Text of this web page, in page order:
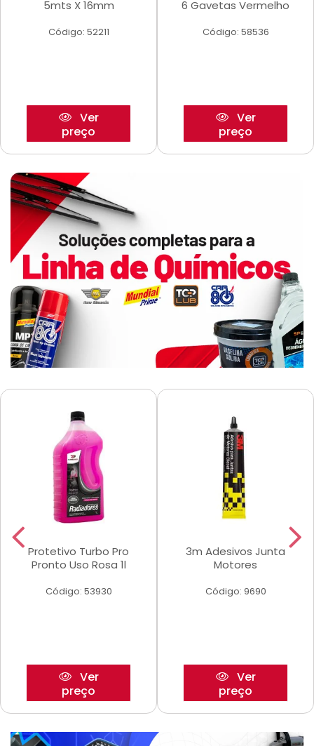
5mts X 16mm
Código: 52211
Ver
preço
6 Gavetas Vermelho
Código: 58536
Ver
preço
Protetivo Turbo Pro
Pronto Uso Rosa 1l
Código: 53930
Ver
preço
3m Adesivos Junta
Motores
Código: 9690
Ver
preço